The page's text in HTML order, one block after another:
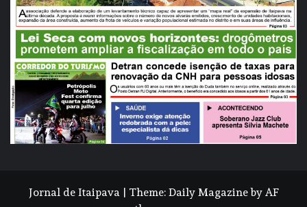
Jornal de Itaipava | Theme: Daily Magazineby AF